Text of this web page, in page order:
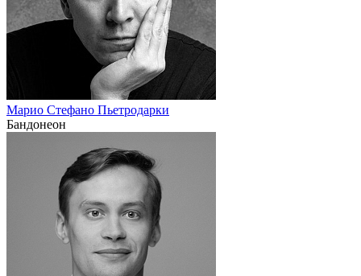
Марио Стефано Пьетродарки
Бандонеон